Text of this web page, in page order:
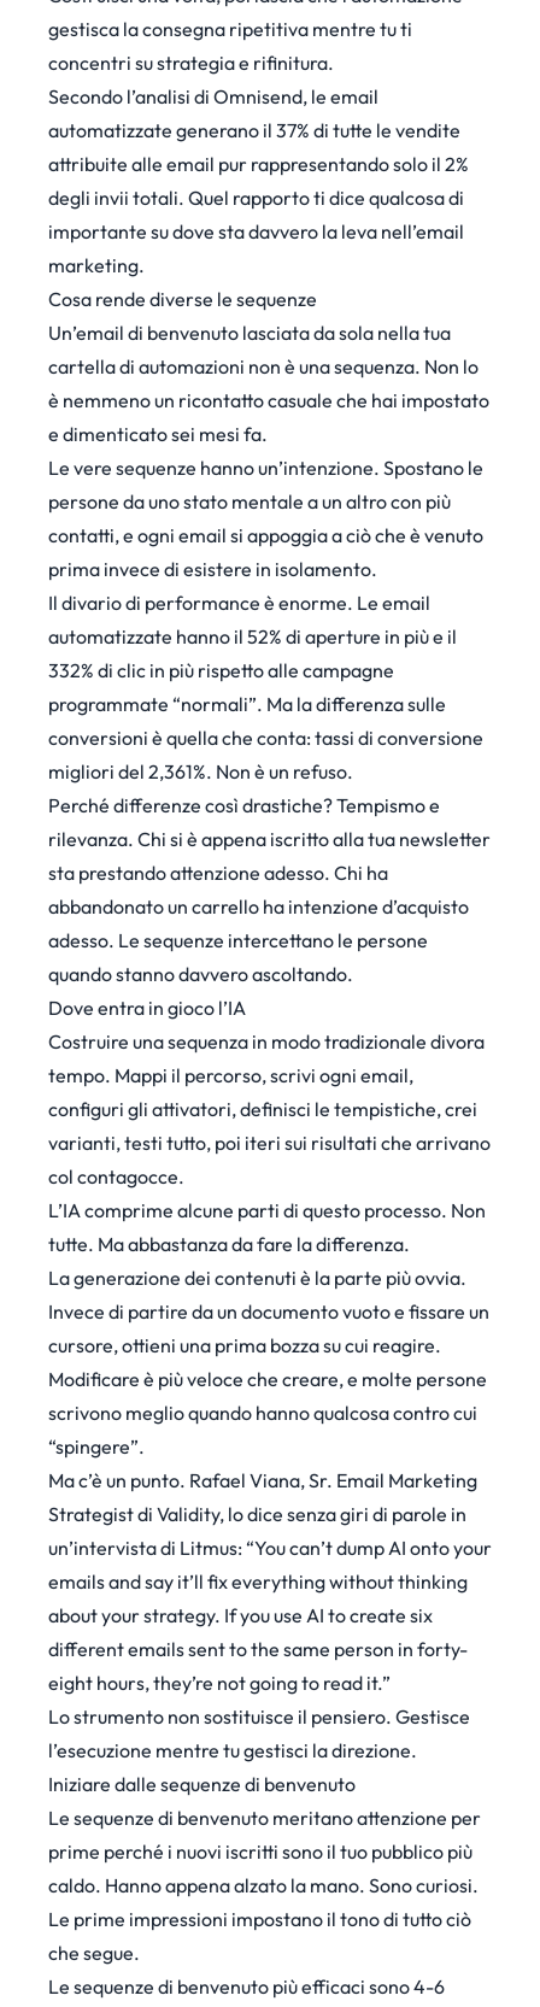
gestisca la consegna ripetitiva mentre tu ti
concentri su strategia e rifinitura.
Secondo l’analisi di Omnisend, le email
automatizzate generano il 37% di tutte le vendite
attribuite alle email pur rappresentando solo il 2%
degli invii totali. Quel rapporto ti dice qualcosa di
importante su dove sta davvero la leva nell’email
marketing.
Cosa rende diverse le sequenze
Un’email di benvenuto lasciata da sola nella tua
cartella di automazioni non è una sequenza. Non lo
è nemmeno un ricontatto casuale che hai impostato
e dimenticato sei mesi fa.
Le vere sequenze hanno un’intenzione. Spostano le
persone da uno stato mentale a un altro con più
contatti, e ogni email si appoggia a ciò che è venuto
prima invece di esistere in isolamento.
Il divario di performance è enorme. Le email
automatizzate hanno il 52% di aperture in più e il
332% di clic in più rispetto alle campagne
programmate “normali”. Ma la differenza sulle
conversioni è quella che conta: tassi di conversione
migliori del 2,361%. Non è un refuso.
Perché differenze così drastiche? Tempismo e
rilevanza. Chi si è appena iscritto alla tua newsletter
sta prestando attenzione adesso. Chi ha
abbandonato un carrello ha intenzione d’acquisto
adesso. Le sequenze intercettano le persone
quando stanno davvero ascoltando.
Dove entra in gioco l’IA
Costruire una sequenza in modo tradizionale divora
tempo. Mappi il percorso, scrivi ogni email,
configuri gli attivatori, definisci le tempistiche, crei
varianti, testi tutto, poi iteri sui risultati che arrivano
col contagocce.
L’IA comprime alcune parti di questo processo. Non
tutte. Ma abbastanza da fare la differenza.
La generazione dei contenuti è la parte più ovvia.
Invece di partire da un documento vuoto e fissare un
cursore, ottieni una prima bozza su cui reagire.
Modificare è più veloce che creare, e molte persone
scrivono meglio quando hanno qualcosa contro cui
“spingere”.
Ma c’è un punto. Rafael Viana, Sr. Email Marketing
Strategist di Validity, lo dice senza giri di parole in
un’intervista di Litmus: “You can’t dump AI onto your
emails and say it’ll fix everything without thinking
about your strategy. If you use AI to create six
different emails sent to the same person in forty-
eight hours, they’re not going to read it.”
Lo strumento non sostituisce il pensiero. Gestisce
l’esecuzione mentre tu gestisci la direzione.
Iniziare dalle sequenze di benvenuto
Le sequenze di benvenuto meritano attenzione per
prime perché i nuovi iscritti sono il tuo pubblico più
caldo. Hanno appena alzato la mano. Sono curiosi.
Le prime impressioni impostano il tono di tutto ciò
che segue.
Le sequenze di benvenuto più efficaci sono 4-6